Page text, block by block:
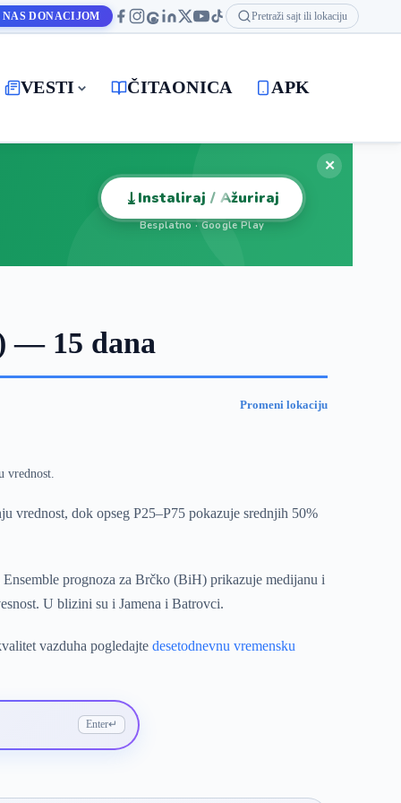
NAS DONACIJOM Pretraži sajt ili lokaciju
VESTI ČITAONICA APK
⤓Instaliraj / Ažuriraj
Besplatno · Google Play
✕
— 15 dana
Promeni lokaciju
vrednost.
vrednost, dok opseg P25–P75 pokazuje srednjih 50%
prognoza za Brčko (BiH) prikazuje medijanu i
U blizini su i Jamena i Batrovci.
vazduha pogledajtedesetodnevnu vremensku
Enter↵